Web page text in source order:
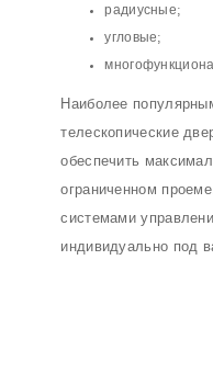
радиусные;
угловые;
Наиболее
телескопические
обеспечить
ограниченном
системами
индивидуально под